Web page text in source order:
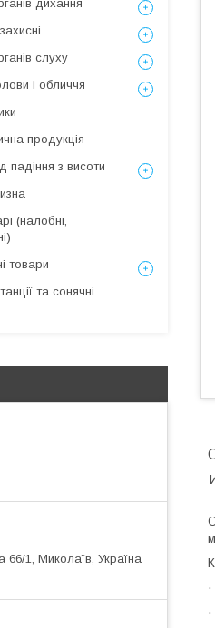
·
·
дихання
слуху
і обличчя
продукція
падіння з висоти
(налобні,
товари
та сонячні
66/1, Миколаїв, Україна